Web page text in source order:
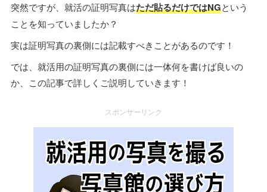
突然ですが、就活の証明写真はただ貼るだけではNGという
ことを知っていましたか？
実は証明写真の裏側には記載すべきことがあるのです！
では、就活用の証明写真の裏側には一体何を書けば良いの
か、この記事で詳しくご説明していきます！
スポンサーリンク